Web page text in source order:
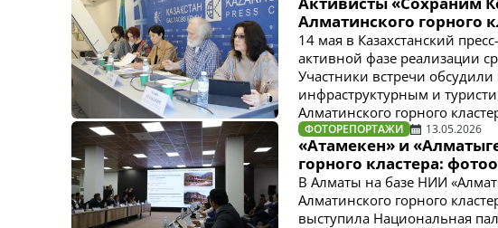
Алматинского горного
14 мая в Казахстанский
активной фазе реализации
Участники встречи
инфраструктурным и
Алматинского горного
ФОТОРЕПОРТАЖИ 13.05.2026
«Атамекен» и
горного кластера:
В Алматы на базе НИИ
Алматинского горного
выступила Национальная